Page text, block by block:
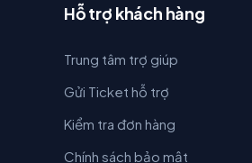
Hỗ trợ khách hàng
Trung tâm trợ giúp
Gửi Ticket hỗ trợ
Kiểm tra đơn hàng
Chính sách bảo mật